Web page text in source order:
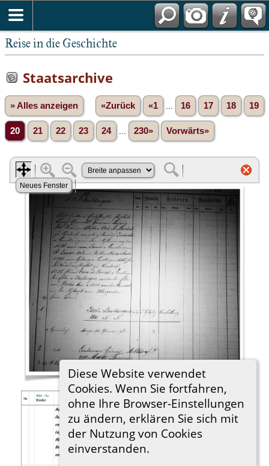
Reise in die Geschichte
Staatsarchive
» Alles anzeigen «Zurück «1 16 17 18 19
20 21 22 23 24 230» Vorwärts»